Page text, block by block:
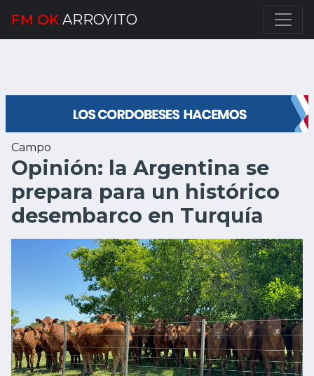
FM OK ARROYITO
Campo
Opinión: la Argentina se
prepara para un histórico
desembarco en Turquía